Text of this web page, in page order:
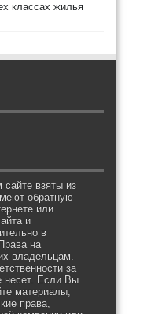
классах жилья
взяты из
обратную
или
и
в
на
владельцам.
за
несет. Если Вы
материалы,
права,